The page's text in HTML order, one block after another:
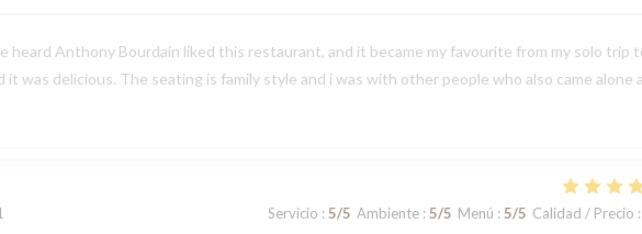
heard Anthony Bourdain liked this restaurant, and it became my favourite from my solo trip
it was delicious. The seating is family style and i was with other people who also came alone
Servicio : 5/5 Ambiente: 5/5 Menú : 5/5 Calidad / Precio :